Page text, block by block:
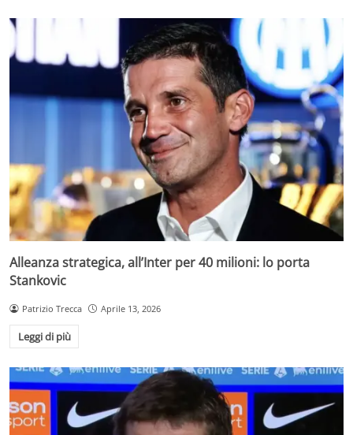
Alleanza strategica, all’Inter per 40 milioni: lo porta
Stankovic
Patrizio Trecca Aprile 13, 2026
Leggi di più